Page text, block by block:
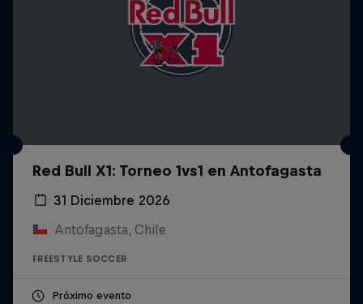
Red Bull X1: Torneo 1vs1 en Antofagasta
31 Diciembre 2026
Antofagasta, Chile
FREESTYLE SOCCER
Próximo evento